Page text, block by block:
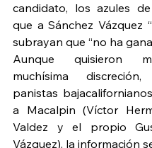
candidato, los azules
que a Sánchez Vázquez
subrayan que “no ha
Aunque quisieron
muchísima
panistas
a Macalpin (Víctor
Valdez y el propio
Vázquez), la información